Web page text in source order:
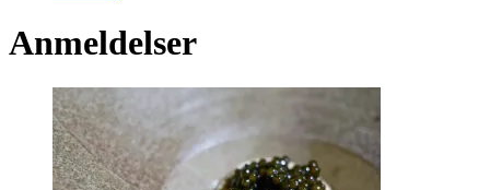
Anmeldelser